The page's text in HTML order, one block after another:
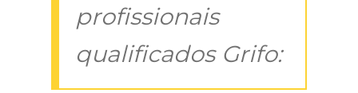
profissionais
qualificados Grifo: